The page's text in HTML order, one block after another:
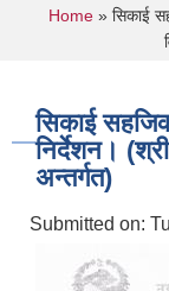
You are
Home» सिकाई
सिकाई
निर्देशन।
अन्तर्गत)
Submitted on: